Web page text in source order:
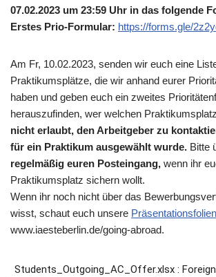
07.02.2023 um 23:59 Uhr in das folgende
Erstes Prio-Formular: https://forms.gle/
Am Fr, 10.02.2023, senden wir euch eine
Praktikumsplätze, die wir anhand eurer
haben und geben euch ein zweites
herauszufinden, wer welchen
nicht erlaubt, den Arbeitgeber zu
für ein Praktikum ausgewählt wurde. Bitte
regelmäßig euren Posteingang, wenn ihr
Praktikumsplatz sichern wollt.
Wenn ihr noch nicht über das
wisst, schaut euch unsere Präsentationsfolien
www.iaesteberlin.de/going-abroad.